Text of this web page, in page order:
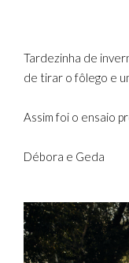
Tardezinha de
de tirar o fôlego e
Assim foi o ensaio
Débora e Geda